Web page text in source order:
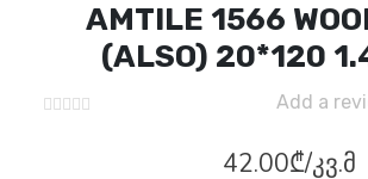
AMTILE 1566
(ALSO) 20*120
Add a
42.00₾/კვ.მ